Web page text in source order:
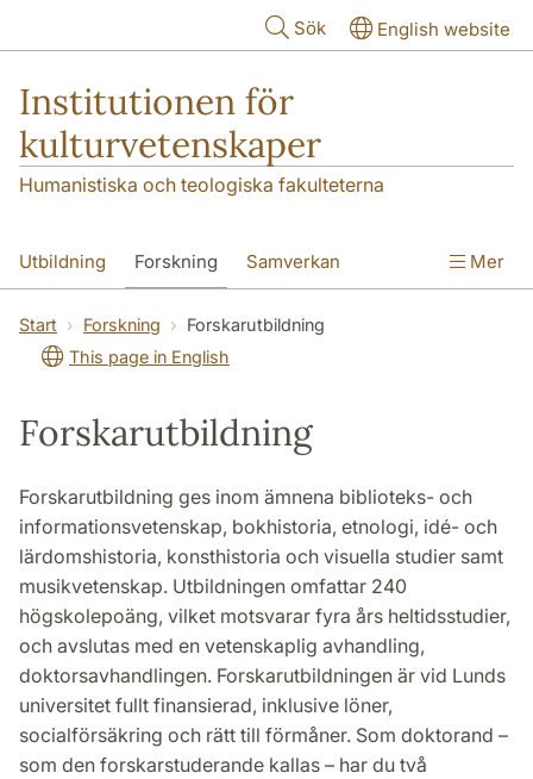
Sök English website
Institutionen för
kulturvetenskaper
Humanistiska och teologiska fakulteterna
Utbildning Forskning Samverkan
Om institutionen Kontakt
Mer
Start Forskning
Forskarutbildning
This page in English
Forskarutbildning
Forskarutbildning ges inom ämnena biblioteks- och
informationsvetenskap, bokhistoria, etnologi, idé- och
lärdomshistoria, konsthistoria och visuella studier samt
musikvetenskap. Utbildningen omfattar 240
högskolepoäng, vilket motsvarar fyra års heltidsstudier,
och avslutas med en vetenskaplig avhandling,
doktorsavhandlingen. Forskarutbildningen är vid Lunds
universitet fullt finansierad, inklusive löner,
socialförsäkring och rätt till förmåner. Som doktorand –
som den forskarstuderande kallas – har du två